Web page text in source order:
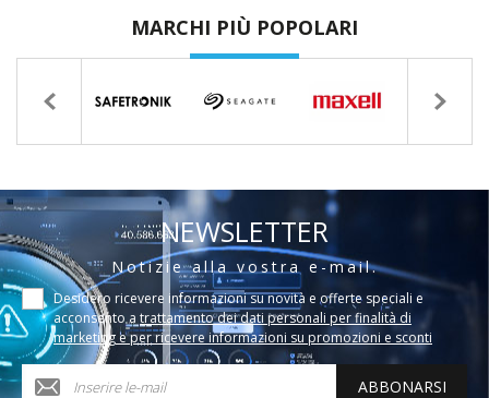
MARCHI PIÙ POPOLARI
NEWSLETTER
Notizie alla vostra e-mail.
Desidero ricevere informazioni su novità e offerte speciali e
acconsento a trattamento dei dati personali per finalità di
marketing e per ricevere informazioni su promozioni e sconti
ABBONARSI